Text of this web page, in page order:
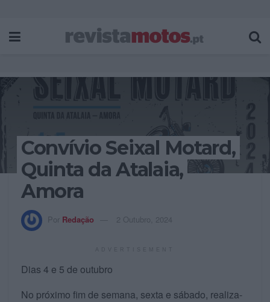
Convívio Seixal Motard,
Quinta da Atalaia,
Amora
Por Redação 2 Outubro, 2024
Dias 4 e 5 de outubro
No próximo fim de semana, sexta e sábado, realiza-